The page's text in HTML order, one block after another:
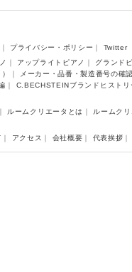
｜ プライバシー・ポリシー ｜ Twitter
｜ アップライトピアノ ｜ グランド
｜
メーカー・品番・製造番号の確
｜ C.BECHSTEINブランドヒストリ
ルームクリエータとは ｜ ルームク
｜ アクセス ｜ 会社概要 ｜ 代表挨拶